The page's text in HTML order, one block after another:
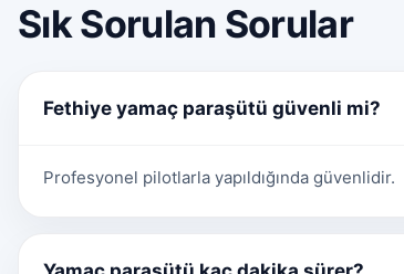
Sık Sorulan Sorular
Fethiye yamaç paraşütü güvenli mi?
Profesyonel pilotlarla yapıldığında güvenlidir.